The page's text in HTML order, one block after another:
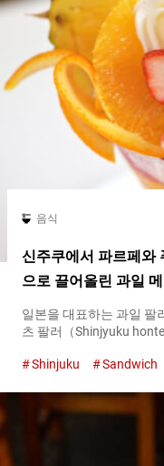
음식
신주쿠에서 파르페
으로 끌어올린 과일
러】
일본을 대표하는 과일 팔
츠 팔러（Shinjyuku
채로운 과일을 사치스럽
정통 메뉴도 인기 메뉴의
한 커팅 기술은 보기만
을 맛볼 수 있는 과일 파
（Shinjyuku honten
Shinjuku Sandwich